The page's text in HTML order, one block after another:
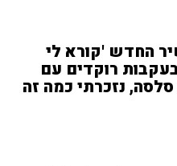
החדש 'קורא לי
רוקדים עם
נזכרתי כמה זה